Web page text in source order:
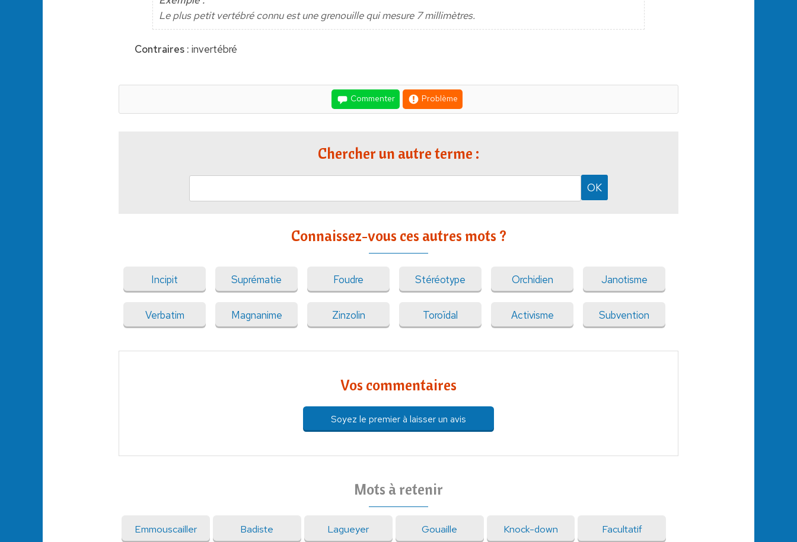
Le plus petit vertébré connu est une grenouille qui mesure 7 millimètres.
Contraires : invertébré
Commenter Problème
Chercher un autre terme :
Connaissez-vous ces autres mots ?
Incipit Suprématie Foudre Stéréotype Orchidien Janotisme
Verbatim Magnanime Zinzolin Toroïdal Activisme Subvention
Vos commentaires
Soyez le premier à laisser un avis
Mots à retenir
Emmouscailler Badiste Lagueyer Gouaille Knock-down Facultatif